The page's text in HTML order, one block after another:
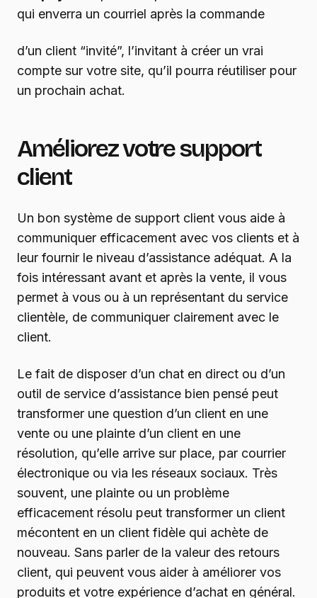
qui enverra un courriel après la commande
d’un client “invité”, l’invitant à créer un vrai
compte sur votre site, qu’il pourra réutiliser pour
un prochain achat.
Améliorez votre support
client
Un bon système de support client vous aide à
communiquer efficacement avec vos clients et à
leur fournir le niveau d’assistance adéquat. A la
fois intéressant avant et après la vente, il vous
permet à vous ou à un représentant du service
clientèle, de communiquer clairement avec le
client.
Le fait de disposer d’un chat en direct ou d’un
outil de service d’assistance bien pensé peut
transformer une question d’un client en une
vente ou une plainte d’un client en une
résolution, qu’elle arrive sur place, par courrier
électronique ou via les réseaux sociaux. Très
souvent, une plainte ou un problème
efficacement résolu peut transformer un client
mécontent en un client fidèle qui achète de
nouveau. Sans parler de la valeur des retours
client, qui peuvent vous aider à améliorer vos
produits et votre expérience d’achat en général.